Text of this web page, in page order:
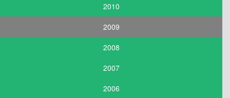
2010
2009
2008
2007
2006